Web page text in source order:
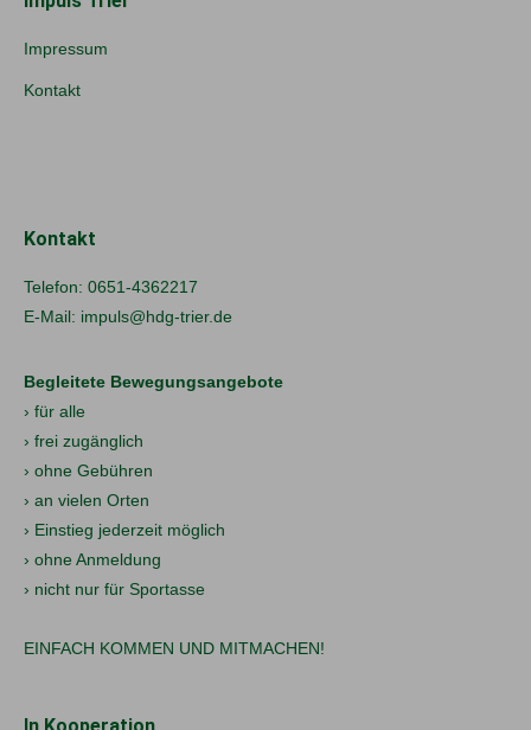
Impressum
Kontakt
Kontakt
Telefon: 0651-4362217
E-Mail: impuls@hdg-trier.de
Begleitete Bewegungsangebote
› für alle
› frei zugänglich
› ohne Gebühren
› an vielen Orten
› Einstieg jederzeit möglich
› ohne Anmeldung
› nicht nur für Sportasse
EINFACH KOMMEN UND MITMACHEN!